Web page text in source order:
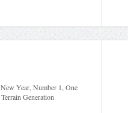
New Year,Number 1,One
Terrain Generation